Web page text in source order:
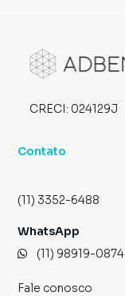
CRECI: 024129J
Contato
(11) 3352-6488
WhatsApp
(11) 98919-0874
Fale conosco